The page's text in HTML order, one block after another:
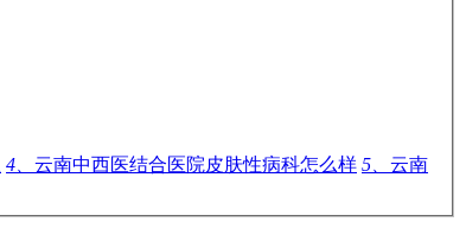
4、 云南中西医结合医院皮肤性病科怎么样 5、 云南